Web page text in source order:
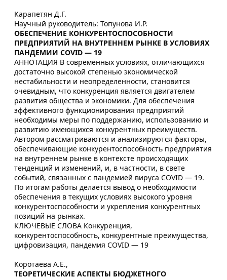
Карапетян Д.Г.
Научный руководитель: Топунова И.Р.
ОБЕСПЕЧЕНИЕ КОНКУРЕНТОСПОСОБНОСТИ
ПРЕДПРИЯТИЙ НА ВНУТРЕННЕМ РЫНКЕ В УСЛОВИЯХ
ПАНДЕМИИ COVID — 19
АННОТАЦИЯ В современных условиях, отличающихся
достаточно высокой степенью экономической
нестабильности и неопределенности, становится
очевидным, что конкуренция является двигателем
развития общества и экономики. Для обеспечения
эффективного функционирования предприятий
необходимы меры по поддержанию, использованию и
развитию имеющихся конкурентных преимуществ.
Автором рассматриваются и анализируются факторы,
обеспечивающие конкурентоспособность предприятия
на внутреннем рынке в контексте происходящих
тенденций и изменений, и, в частности, в свете
событий, связанных с пандемией вируса COVID — 19.
По итогам работы делается вывод о необходимости
обеспечения в текущих условиях высокого уровня
конкурентоспособности и укрепления конкурентных
позиций на рынках.
КЛЮЧЕВЫЕ СЛОВА Конкуренция,
конкурентоспособность, конкурентные преимущества,
цифровизация, пандемия COVID — 19
Коротаева А.Е.,
ТЕОРЕТИЧЕСКИЕ АСПЕКТЫ БЮДЖЕТНОГО